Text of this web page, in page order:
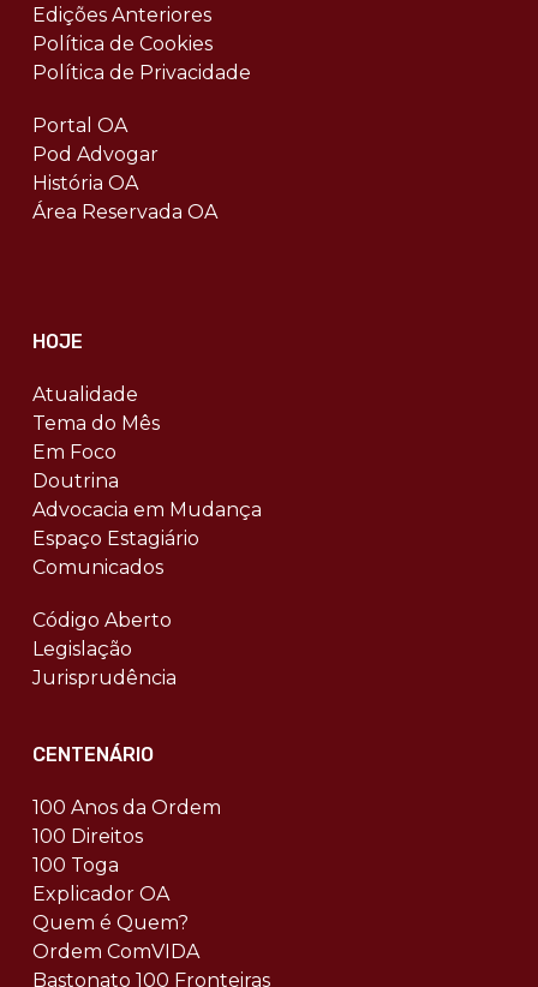
Edições Anteriores
Política de Cookies
Política de Privacidade
Portal OA
Pod Advogar
História OA
Área Reservada OA
HOJE
Atualidade
Tema do Mês
Em Foco
Doutrina
Advocacia em Mudança
Espaço Estagiário
Comunicados
Código Aberto
Legislação
Jurisprudência
CENTENÁRIO
100 Anos da Ordem
100 Direitos
100 Toga
Explicador OA
Quem é Quem?
Ordem ComVIDA
Bastonato 100 Fronteiras